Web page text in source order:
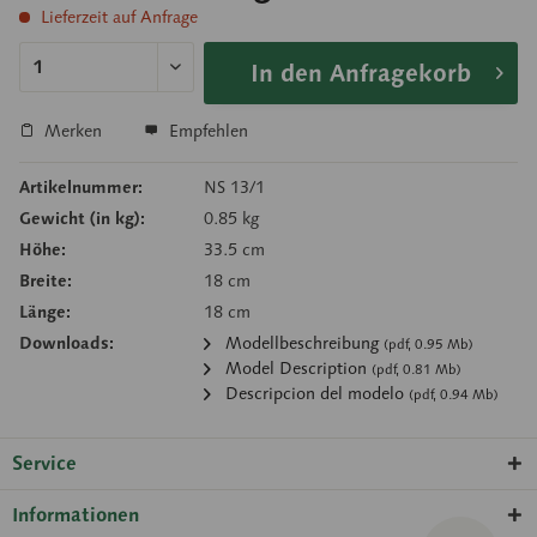
Lieferzeit auf Anfrage
In den Anfragekorb
Merken Empfehlen
Artikelnummer:
NS 13/1
Gewicht (in kg):
0.85 kg
Höhe:
33.5 cm
Breite:
18 cm
Länge:
18 cm
Downloads:
Modellbeschreibung (pdf, 0.95 Mb)
Model Description (pdf, 0.81 Mb)
Descripcion del modelo (pdf, 0.94 Mb)
Service
Informationen